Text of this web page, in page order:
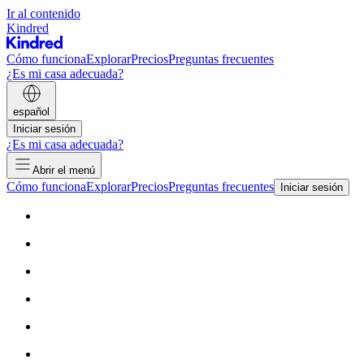
Ir al contenido
Kindred
Cómo funcionaExplorarPreciosPreguntas frecuentes
¿Es mi casa adecuada?
español
Iniciar sesión
¿Es mi casa adecuada?
Abrir el menú
Cómo funcionaExplorarPreciosPreguntas frecuentes Iniciar sesión